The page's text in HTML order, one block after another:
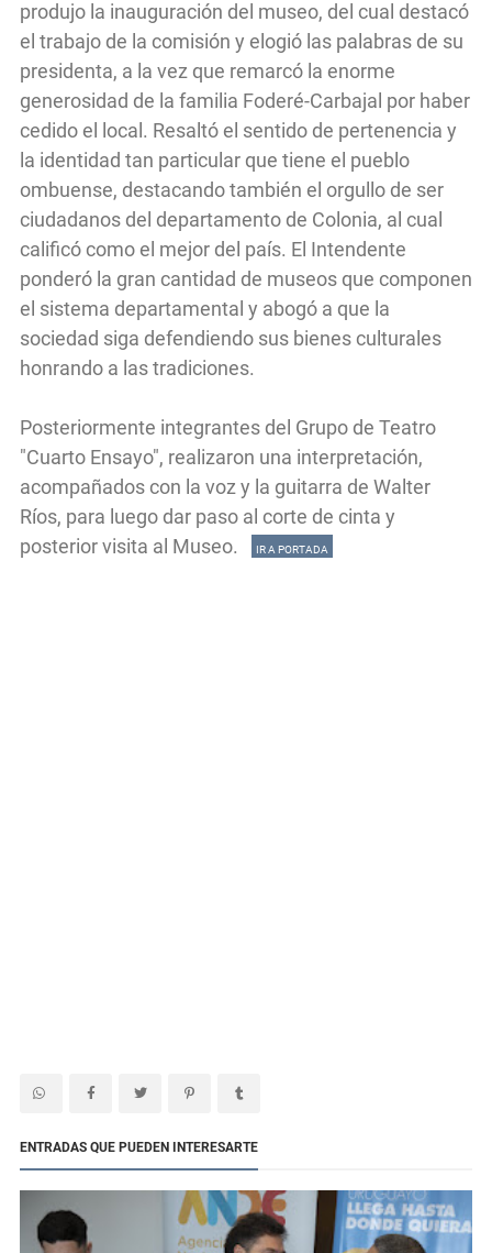
produjo la inauguración del museo, del cual destacó
el trabajo de la comisión y elogió las palabras de su
presidenta, a la vez que remarcó la enorme
generosidad de la familia Foderé-Carbajal por haber
cedido el local. Resaltó el sentido de pertenencia y
la identidad tan particular que tiene el pueblo
ombuense, destacando también el orgullo de ser
ciudadanos del departamento de Colonia, al cual
calificó como el mejor del país. El Intendente
ponderó la gran cantidad de museos que componen
el sistema departamental y abogó a que la
sociedad siga defendiendo sus bienes culturales
honrando a las tradiciones.
Posteriormente integrantes del Grupo de Teatro
"Cuarto Ensayo", realizaron una interpretación,
acompañados con la voz y la guitarra de Walter
Ríos, para luego dar paso al corte de cinta y
posterior visita al Museo.
IR A PORTADA
ENTRADAS QUE PUEDEN INTERESARTE